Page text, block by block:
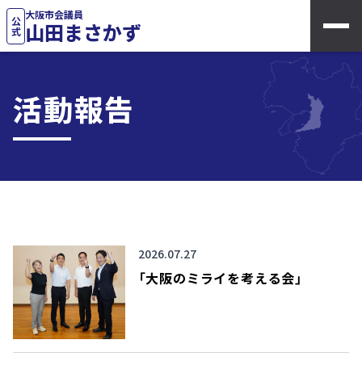
公式
大阪市会議員
山田まさかず
活動報告
2026.07.27
「大阪のミライを考える会」